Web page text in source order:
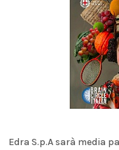
Edra S.p.A sarà media